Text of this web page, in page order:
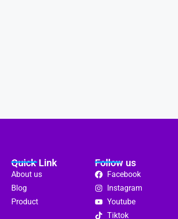
Quick Link
About us
Blog
Product
Follow us
Facebook
Instagram
Youtube
Tiktok